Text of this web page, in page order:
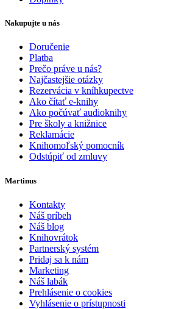
Nakupujte u nás
Doručenie
Platba
Prečo práve u nás?
Najčastejšie otázky
Rezervácia v kníhkupectve
Ako čítať e-knihy
Ako počúvať audioknihy
Pre školy a knižnice
Reklamácie
Knihomoľský pomocník
Odstúpiť od zmluvy
Martinus
Kontakty
Náš príbeh
Náš blog
Knihovrátok
Partnerský systém
Pridaj sa k nám
Marketing
Náš labák
Prehlásenie o cookies
Vyhlásenie o prístupnosti